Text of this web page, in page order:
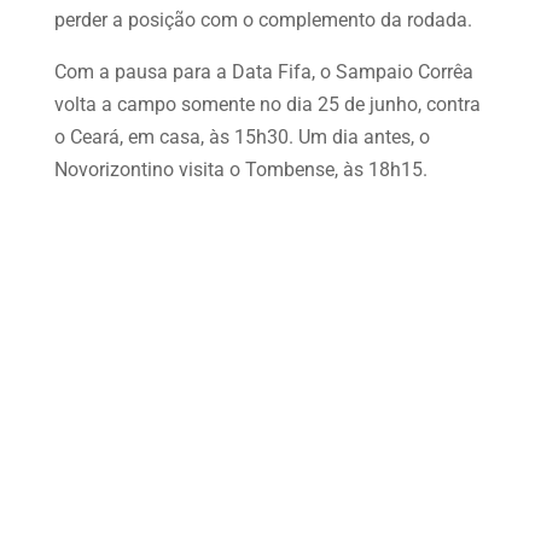
perder a posição com o complemento da rodada.
Com a pausa para a Data Fifa, o Sampaio Corrêa
volta a campo somente no dia 25 de junho, contra
o Ceará, em casa, às 15h30. Um dia antes, o
Novorizontino visita o Tombense, às 18h15.